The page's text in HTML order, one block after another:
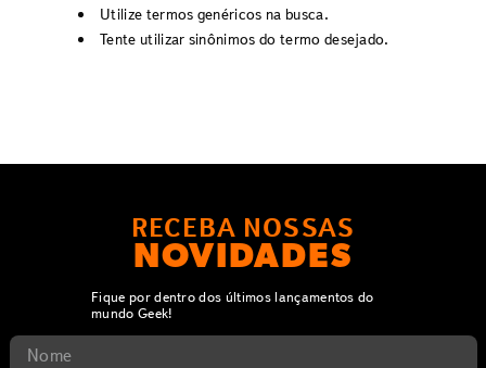
Utilize termos genéricos na busca.
Tente utilizar sinônimos do termo desejado.
RECEBA NOSSAS
NOVIDADES
Fique por dentro dos últimos lançamentos do
mundo Geek!